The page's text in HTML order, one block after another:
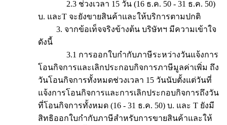
2.3 ช่วงเวลา 15 วัน (16 ธ.ค. 50 - 31 ธ.ค. 50)
บ. และT จะยังขายสินค้าและให้บริการตามปกติ
3. จากข้อเท็จจริงข้างต้น บริษัทฯ มีความเข้าใจ
ดังนี้
3.1 การออกใบกำกับภาษีระหว่างวันแจ้งการ
โอนกิจการและเลิกประกอบกิจการภาษีมูลค่าเพิ่ม ถึง
วันโอนกิจการทั้งหมดช่วงเวลา 15 วันนับตั้งแต่วันที่
แจ้งการโอนกิจการและการเลิกประกอบกิจการถึงวัน
ที่โอนกิจการทั้งหมด (16 - 31 ธ.ค. 50) บ. และ T ยังมี
สิทธิออกใบกำกับภาษีสำหรับการขายสินค้าและให้